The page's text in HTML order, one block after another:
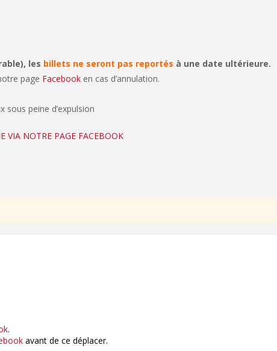
les billets ne seront pas reportés à une date ultérieure.
page Facebooken cas d’annulation.
peine d’expulsion
VIA NOTRE PAGE FACEBOOK
.
avant de ce déplacer.